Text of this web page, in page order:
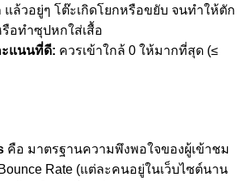
แล้วอยู่ๆ โต๊ะเกิดโยกหรือขยับ จนทำให้ตัก
อทำซุปหกใส่เสื้อ
แนนที่ดี: ควรเข้าใกล้ 0 ให้มากที่สุด (≤
คือ มาตรฐานความพึงพอใจของผู้เข้าชม
Rate (แต่ละคนอยู่ในเว็บไซต์นาน